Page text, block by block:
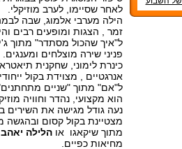
לאחר שסיימו, לערב מוזיקלי.
הילה מערבי אלמוג, שבה
זמר , הצגות ומופעים רבים
ל"איך שהכול מסתדר" מתוך
פניני שירה מוצלחים ומענגים.
כינרת לימוני, שחקנית
אנרגטיים , מצוידת בקול
ל"אם" מתוך "שניים
הוא מקצועי, נהדר וחוויה
נעה גודל מגישה את השירים
מצטיינת בקול קסום ובהגשה
מתוך שיקאגו או הלילה יאהב
מחיאות כפיים.